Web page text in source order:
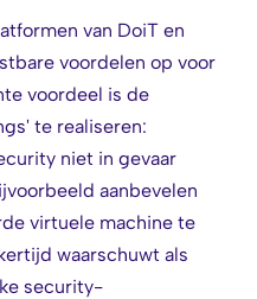
van DoiT en
voordelen op voor
voordeel is de
te realiseren:
niet in gevaar
aanbevelen
virtuele machine te
waarschuwt als
security-